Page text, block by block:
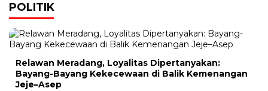
POLITIK
Relawan Meradang, Loyalitas Dipertanyakan:
Bayang-Bayang Kekecewaan di Balik Kemenangan
Jeje–Asep